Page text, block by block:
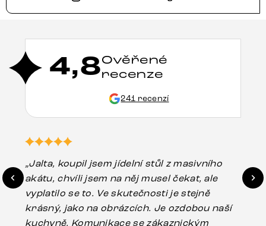
4,8Ověřené
recenze
241 recenzí
„Jalta, koupil jsem jídelní stůl z masivního
akátu, chvíli jsem na něj musel čekat, ale
vyplatilo se to. Ve skutečnosti je stejně
krásný, jako na obrázcích. Je ozdobou naší
kuchyně. Komunikace se zákaznickým